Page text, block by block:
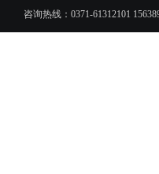
咨询热线：0371-61312101